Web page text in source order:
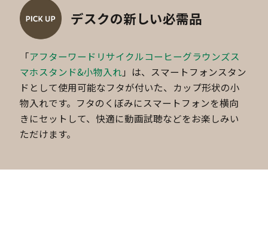
デスクの新しい必需品
「アフターワードリサイクルコーヒーグラウンズス
マホスタンド&小物入れ」は、スマートフォンスタン
ドとして使用可能なフタが付いた、カップ形状の小
物入れです。フタのくぼみにスマートフォンを横向
きにセットして、快適に動画試聴などをお楽しみい
ただけます。